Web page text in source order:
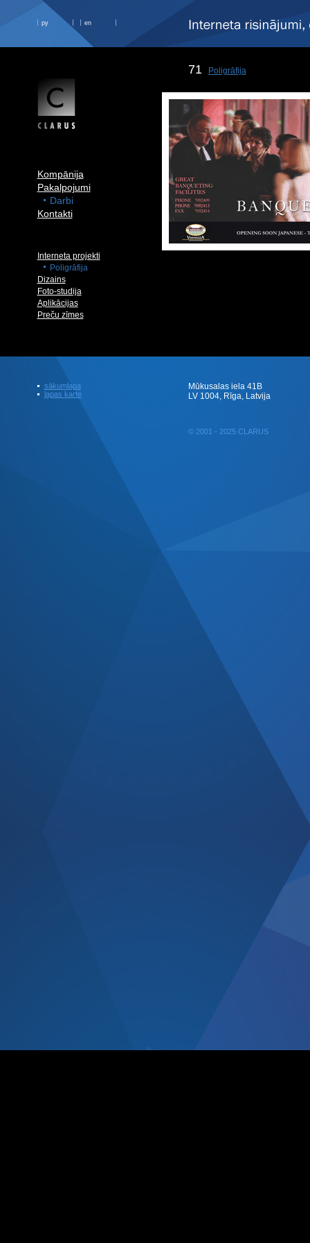
ру en
Kompānija
Pakalpojumi
Darbi
Kontakti
Interneta projekti
Poligrāfija
Dizains
Foto-studija
Aplikācijas
Preču zīmes
71 Poligrāfija
sākumlapa
lapas karte
Mūkusalas iela 41B
LV 1004, Rīga, Latvija
© 2001 - 2025 CLARUS